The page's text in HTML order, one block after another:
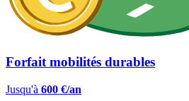
Forfait mobilités durables
Jusqu'à 600 €/an